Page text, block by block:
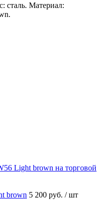
сталь. Материал:
brown 5 200 руб. / шт